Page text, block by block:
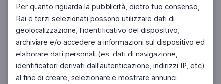
Per quanto riguarda la pubblicità, dietro tuo consenso,
Rai e terzi selezionati possono utilizzare dati di
geolocalizzazione, l'identificativo del dispositivo,
archiviare e/o accedere a informazioni sul dispositivo ed
elaborare dati personali (es. dati di navigazione,
identificatori derivati dall'autenticazione, indirizzi IP, etc)
al fine di creare, selezionare e mostrare annunci